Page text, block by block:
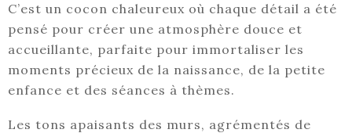
C’est un cocon chaleureux où chaque détail a été
pensé pour créer une atmosphère douce et
accueillante, parfaite pour immortaliser les
moments précieux de la naissance, de la petite
enfance et des séances à thèmes.
Les tons apaisants des murs, agrémentés de